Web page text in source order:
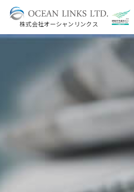
株式会社オーシャンリンクス